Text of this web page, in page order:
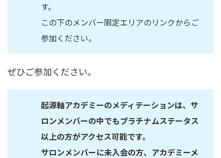
す。
この下のメンバー限定エリアのリンクからご
参加ください。
ぜひご参加ください。
起源軸アカデミーのメディテーションは、サ
ロンメンバーの中でもプラチナムステータス
以上の方がアクセス可能です。
サロンメンバーに未入会の方、 アカデミーメ